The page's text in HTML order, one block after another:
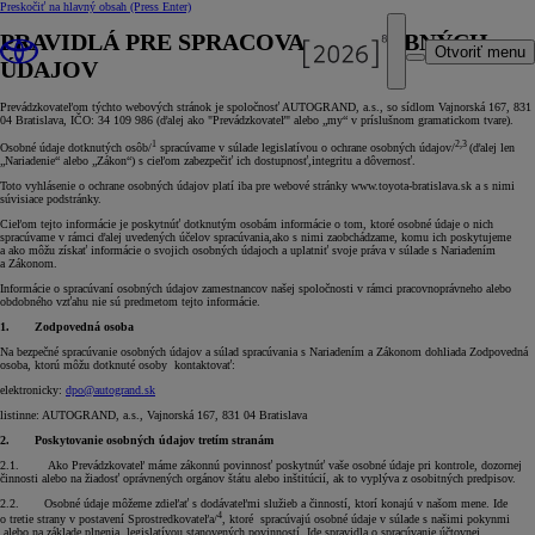
Preskočiť na hlavný obsah (Press Enter)
Otvoriť menu
PRAVIDLÁ PRE SPRACOVANIE OSOBNÝCH
ÚDAJOV
Prevádzkovateľom týchto webových stránok je spoločnosť AUTOGRAND, a.s., so sídlom Vajnorská 167, 831
04 Bratislava, IČO: 34 109 986 (ďalej ako "Prevádzkovateľ" alebo „my“ v príslušnom gramatickom tvare).
Osobné údaje dotknutých osôb/1 spracúvame v súlade legislatívou o ochrane osobných údajov/2,3 (ďalej len
„Nariadenie“ alebo „Zákon“) s cieľom zabezpečiť ich dostupnosť,integritu a dôvernosť.
Toto vyhlásenie o ochrane osobných údajov platí iba pre webové stránky www.toyota-bratislava.sk a s nimi
súvisiace podstránky.
Cieľom tejto informácie je poskytnúť dotknutým osobám informácie o tom, ktoré osobné údaje o nich
spracúvame v rámci ďalej uvedených účelov spracúvania,ako s nimi zaobchádzame, komu ich poskytujeme
a ako môžu získať informácie o svojich osobných údajoch a uplatniť svoje práva v súlade s Nariadením
a Zákonom.
Informácie o spracúvaní osobných údajov zamestnancov našej spoločnosti v rámci pracovnoprávneho alebo
obdobného vzťahu nie sú predmetom tejto informácie.
1. Zodpovedná osoba
Na bezpečné spracúvanie osobných údajov a súlad spracúvania s Nariadením a Zákonom dohliada Zodpovedná
osoba, ktorú môžu dotknuté osoby kontaktovať:
elektronicky: dpo@autogrand.sk
listinne: AUTOGRAND, a.s., Vajnorská 167, 831 04 Bratislava
2. Poskytovanie osobných údajov tretím stranám
2.1. Ako Prevádzkovateľ máme zákonnú povinnosť poskytnúť vaše osobné údaje pri kontrole, dozornej
činnosti alebo na žiadosť oprávnených orgánov štátu alebo inštitúcií, ak to vyplýva z osobitných predpisov.
2.2. Osobné údaje môžeme zdieľať s dodávateľmi služieb a činností, ktorí konajú v našom mene. Ide
o tretie strany v postavení Sprostredkovateľa/4, ktoré spracúvajú osobné údaje v súlade s našimi pokynmi